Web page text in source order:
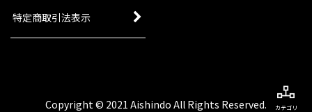
特定商取引法表示
Copyright © 2021 Aishindo All Rights Reserved.